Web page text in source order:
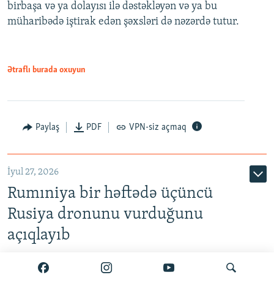
birbaşa və ya dolayısı ilə dəstəkləyən və ya bu
müharibədə iştirak edən şəxsləri də nəzərdə tutur.
Ətraflı burada oxuyun
Paylaş PDF VPN-siz açmaq
İyul 27, 2026
Rumıniya bir həftədə üçüncü
Rusiya dronunu vurduğunu
açıqlayıb